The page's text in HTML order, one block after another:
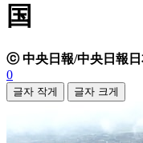
国
ⓒ 中央日報/中央日報日
0
글자 작게 글자 크게